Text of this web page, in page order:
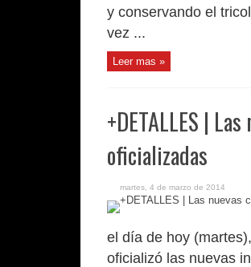
y conservando el
vez ...
Leer mas »
+DETALLES |
oficializadas
martes, 4 de marzo de 2014
el día de hoy
oficializó las nuevas